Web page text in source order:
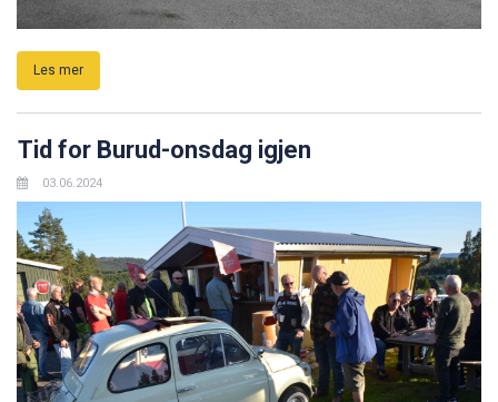
Les mer
Tid for Burud-onsdag igjen
03.06.2024